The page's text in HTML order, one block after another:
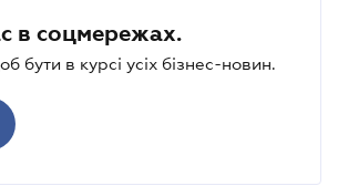
в соцмережах.
бути в курсі усіх бізнес-новин.